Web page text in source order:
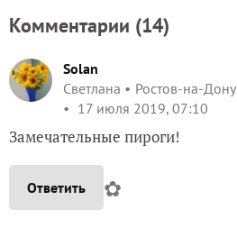
Комментарии (14)
Solan
Светлана
Ростов-на-Дону
17 июля 2019, 07:10
Замечательные пироги!
Ответить ✿